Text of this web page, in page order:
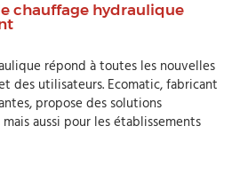
chauffage hydraulique
répond à toutes les nouvelles
des utilisateurs. Ecomatic, fabricant
propose des solutions
aussi pour les établissements